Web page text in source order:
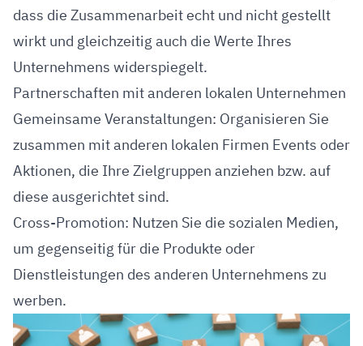
dass die Zusammenarbeit echt und nicht gestellt
wirkt und gleichzeitig auch die Werte Ihres
Unternehmens widerspiegelt.
Partnerschaften mit anderen lokalen Unternehmen
Gemeinsame Veranstaltungen: Organisieren Sie
zusammen mit anderen lokalen Firmen Events oder
Aktionen, die Ihre Zielgruppen anziehen bzw. auf
diese ausgerichtet sind.
Cross-Promotion: Nutzen Sie die sozialen Medien,
um gegenseitig für die Produkte oder
Dienstleistungen des anderen Unternehmens zu
werben.